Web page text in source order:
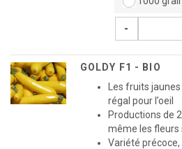
-
GOLDY F1 - BIO
Les fruits
régal pour l’oeil
Productions de
même les fleurs
Variété